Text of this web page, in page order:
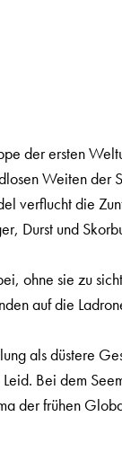
der ersten
Weiten der
verflucht die
Durst und
ohne sie zu
auf die
als düstere
Bei dem
der frühen